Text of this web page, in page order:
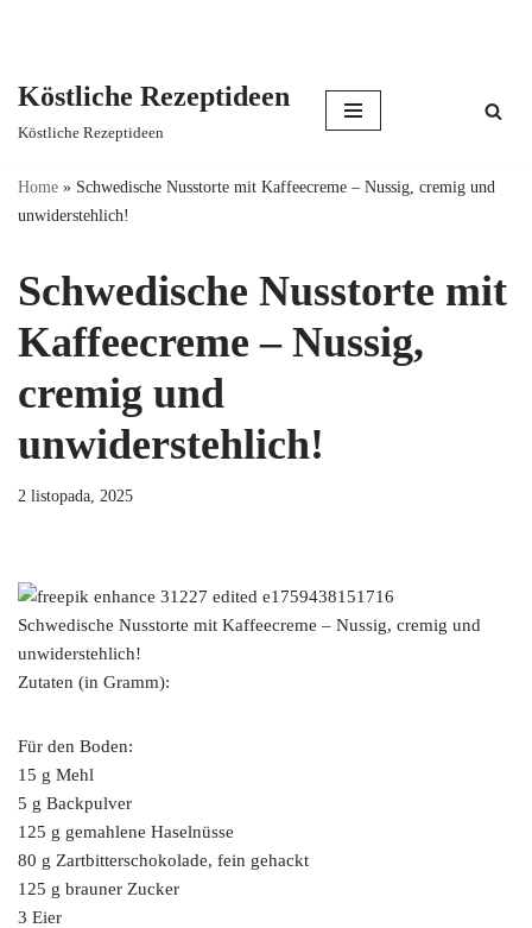
content
Köstliche Rezeptideen
Köstliche Rezeptideen
Home » Schwedische Nusstorte mit Kaffeecreme – Nussig, cremig und
unwiderstehlich!
Schwedische Nusstorte mit
Kaffeecreme – Nussig,
cremig und
unwiderstehlich!
2 listopada, 2025
Schwedische Nusstorte mit Kaffeecreme – Nussig, cremig und
unwiderstehlich!
Zutaten (in Gramm):
Für den Boden:
15 g Mehl
5 g Backpulver
125 g gemahlene Haselnüsse
80 g Zartbitterschokolade, fein gehackt
125 g brauner Zucker
3 Eier